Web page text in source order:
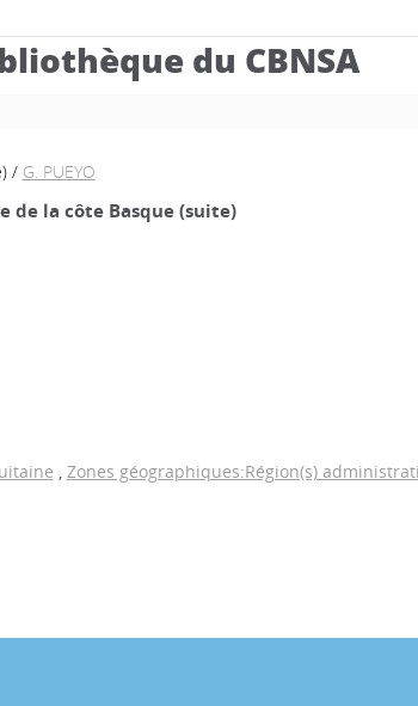
du CBNSA
/ G. PUEYO
la côte Basque (suite)
, Zones géographiques:Région(s)